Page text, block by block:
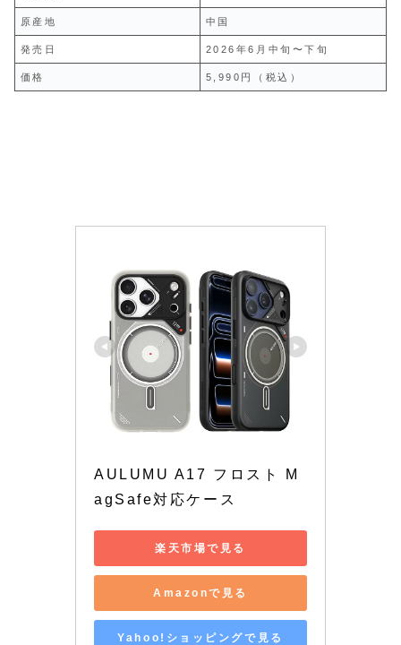
原産地 中国
発売日 2026年6月中旬〜下旬
価格 5,990円（税込）
AULUMU A17 フロスト M
agSafe対応ケース
楽天市場で見る
Amazonで見る
Yahoo!ショッピングで見る